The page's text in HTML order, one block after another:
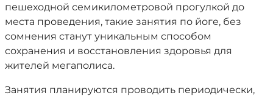
пешеходной семикилометровой прогулкой до
места проведения, такие занятия по йоге, без
сомнения станут уникальным способом
сохранения и восстановления здоровья для
жителей мегаполиса.
Занятия планируются проводить периодически,